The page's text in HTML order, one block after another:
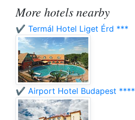
More hotels nearby
✔️ Termál Hotel Liget Érd ***
✔️ Airport Hotel Budapest ****